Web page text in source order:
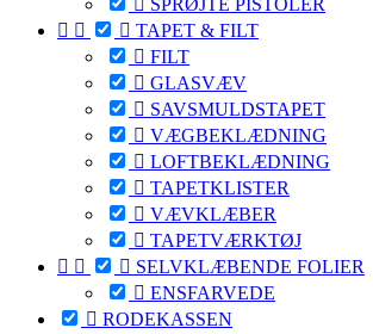
SPRØJTE PISTOLER
   TAPET & FILT
 FILT
 GLASVÆV
 SAVSMULDSTAPET
 VÆGBEKLÆDNING
 LOFTBEKLÆDNING
 TAPETKLISTER
 VÆVKLÆBER
 TAPETVÆRKTØJ
   SELVKLÆBENDE FOLIER
 ENSFARVEDE
 RODEKASSEN